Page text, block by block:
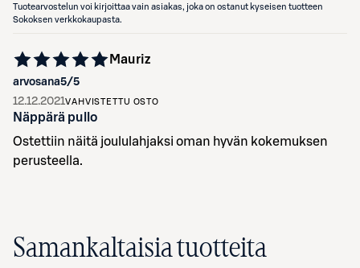
Tuotearvostelun voi kirjoittaa vain asiakas, joka on ostanut kyseisen tuotteen
Sokoksen verkkokaupasta.
arvosana5/5
Mauriz
12.12.2021VAHVISTETTU OSTO
Näppärä pullo
Ostettiin näitä joululahjaksi oman hyvän kokemuksen
perusteella.
Samankaltaisia tuotteita